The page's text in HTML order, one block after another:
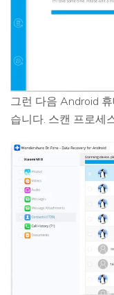
그런 다음 Android
습니다. 스캔 프로세